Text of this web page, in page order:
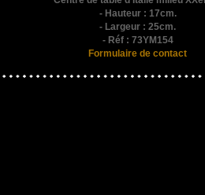
- Hauteur : 17cm.
- Largeur : 25cm.
- Réf : 73YM154
Formulaire de contact